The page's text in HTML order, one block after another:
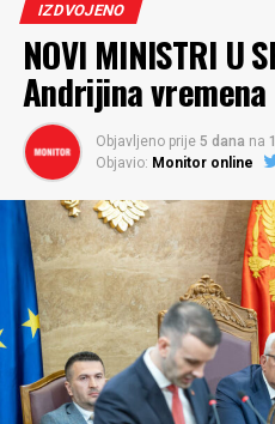
IZDVOJENO
NOVI MINISTRI U
Andrijina vremena
Objavljeno prije 5 dana na
Objavio: Monitor online